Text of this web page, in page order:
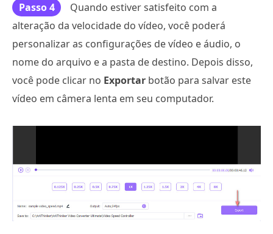
Passo 4
Quando estiver satisfeito com a
alteração da velocidade do vídeo, você poderá
personalizar as configurações de vídeo e áudio, o
nome do arquivo e a pasta de destino. Depois disso,
você pode clicar no Exportar botão para salvar este
vídeo em câmera lenta em seu computador.